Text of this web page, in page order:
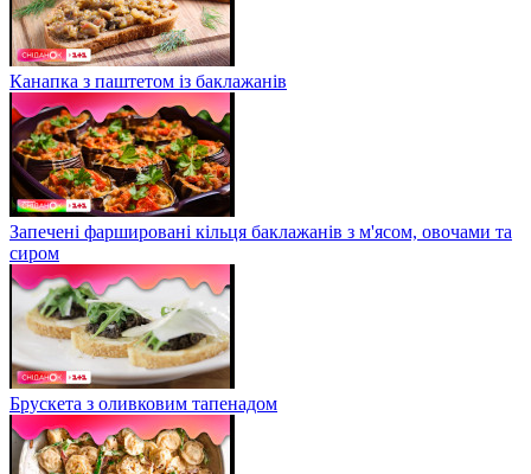
Канапка з паштетом із баклажанів
Запечені фаршировані кільця баклажанів з м'ясом, овочами та
сиром
Брускета з оливковим тапенадом